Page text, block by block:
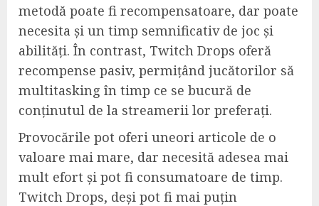
metodă poate fi recompensatoare, dar poate
necesita și un timp semnificativ de joc și
abilități. În contrast, Twitch Drops oferă
recompense pasiv, permițând jucătorilor să
multitasking în timp ce se bucură de
conținutul de la streamerii lor preferați.
Provocările pot oferi uneori articole de o
valoare mai mare, dar necesită adesea mai
mult efort și pot fi consumatoare de timp.
Twitch Drops, deși pot fi mai puțin